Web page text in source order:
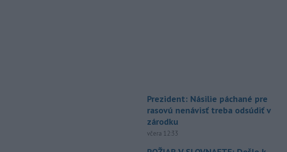
Prezident: Násilie páchané pre
rasovú nenávisť treba odsúdiť v
zárodku
včera 12:33